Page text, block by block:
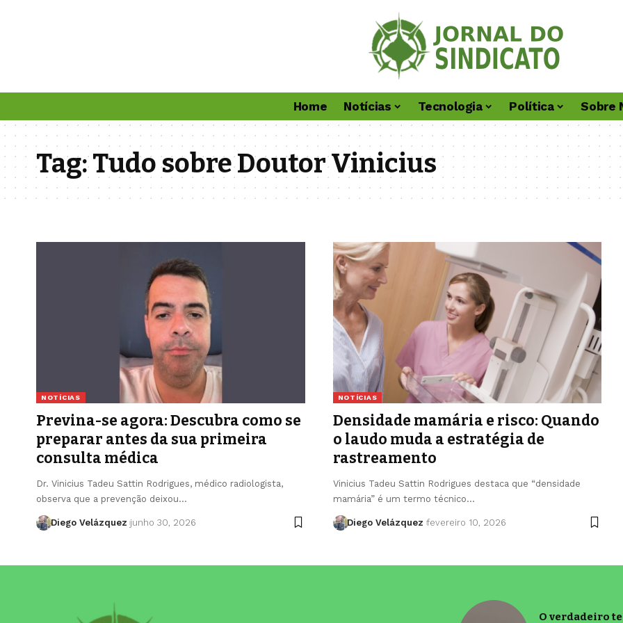
Home Notícias Tecnologia Política Sobre
Tag:Tudo sobre Doutor Vinicius
NOTÍCIAS
Previna-se agora: Descubra como se
preparar antes da sua primeira
consulta médica
Dr. Vinicius Tadeu Sattin Rodrigues, médico radiologista,
observa que a prevenção deixou…
Diego Velázquez junho 30, 2026
NOTÍCIAS
Densidade mamária e risco: Quando
o laudo muda a estratégia de
rastreamento
Vinicius Tadeu Sattin Rodrigues destaca que “densidade
mamária” é um termo técnico…
Diego Velázquez fevereiro 10, 2026
O verdadeiro